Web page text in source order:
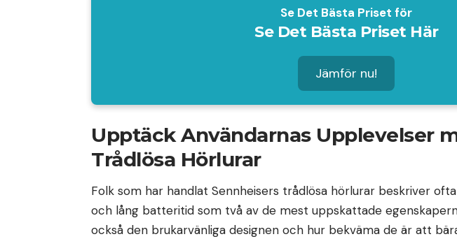
Se Det Bästa Priset för
Se Det Bästa Priset Här
Jämför nu!
Upptäck Användarnas Upplevelser
Trådlösa Hörlurar
Folk som har handlat Sennheisers trådlösa hörlurar beskriver
och lång batteritid som två av de mest uppskattade
också den brukarvänliga designen och hur bekväma de är att